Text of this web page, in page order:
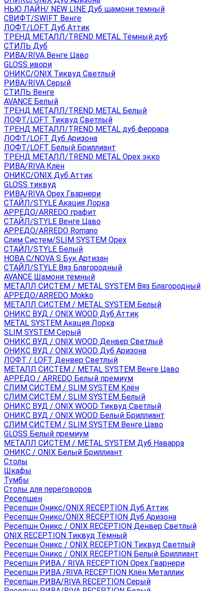
НЬЮ ЛАЙН/ NEW LINE Дуб шамони темный
СВИФТ/SWIFT Венге
ЛОФТ/LOFT Дуб Аттик
ТРЕНД МЕТАЛЛ/TREND METAL Тёмный дуб
СТИЛЬ Дуб
РИВА/RIVA Венге Цаво
GLOSS ивори
ОНИКС/ONIX Тиквуд Светлый
РИВА/RIVA Серый
СТИЛЬ Венге
AVANСE Белый
ТРЕНД МЕТАЛЛ/TREND METAL Белый
ЛОФТ/LOFT Тиквуд Светлый
ТРЕНД МЕТАЛЛ/TREND METAL дуб феррара
ЛОФТ/LOFT Дуб Аризона
ЛОФТ/LOFT Белый Бриллиант
ТРЕНД МЕТАЛЛ/TREND METAL Орех экко
РИВА/RIVA Клён
ОНИКС/ONIX Дуб Аттик
GLOSS тиквуд
РИВА/RIVA Орех Гварнери
СТАЙЛ/STYLE Акация Лорка
АРРЕДО/ARREDO графит
СТАЙЛ/STYLE Венге Цаво
АРРЕДО/ARREDO Romano
Слим Систем/SLIM SYSTEM Орех
СТАЙЛ/STYLE Белый
НОВА С/NOVA S Бук Артизан
СТАЙЛ/STYLE Вяз Благородный
AVANCE Шамони темный
МЕТАЛЛ СИСТЕМ / METAL SYSTEM Вяз Благородный
АРРЕДО/ARREDO Mokko
МЕТАЛЛ СИСТЕМ / METAL SYSTEM Белый
ОНИКС ВУД / ONIX WOOD Дуб Аттик
METAL SYSTEM Акация Лорка
SLIM SYSTEM Серый
ОНИКС ВУД / ONIX WOOD Денвер Светлый
ОНИКС ВУД / ONIX WOOD Дуб Аризона
ЛОФТ / LOFT Денвер Светлый
МЕТАЛЛ СИСТЕМ / METAL SYSTEM Венге Цаво
АРРЕДО / ARREDO Белый премиум
СЛИМ СИСТЕМ / SLIM SYSTEM Клён
СЛИМ СИСТЕМ / SLIM SYSTEM Белый
ОНИКС ВУД / ONIX WOOD Тиквуд Светлый
ОНИКС ВУД / ONIX WOOD Белый Бриллиант
СЛИМ СИСТЕМ / SLIM SYSTEM Венге Цаво
GLOSS Белый премиум
МЕТАЛЛ СИСТЕМ / METAL SYSTEM Дуб Наварра
ОНИКС / ONIX Белый Бриллиант
Столы
Шкафы
Тумбы
Столы для переговоров
Ресепшен
Ресепшн Оникс/ONIX RECEPTION Дуб Аттик
Ресепшн Оникс/ONIX RECEPTION Дуб Аризона
Ресепшн Оникс / ONIX RECEPTION Денвер Светлый
ONIX RECEPTION Тиквуд Тёмный
Ресепшн Оникс / ONIX RECEPTION Тиквуд Светлый
Ресепшн Оникс / ONIX RECEPTION Белый Бриллиант
Ресепшн РИВА / RIVA RECEPTION Орех Гварнери
Ресепшн РИВА /RIVA RECEPTION Клён Металлик
Ресепшн РИВА/RIVA RECEPTION Серый